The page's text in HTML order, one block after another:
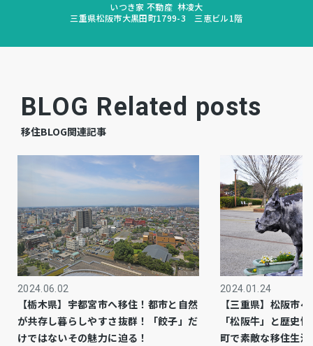
更地
下水道 公共
都市ガス
用途地域 1種住居
設備・条件 側溝
－
取引態様 仲介
いつき家 不動産 林凌大
三重県松阪市大黒田町1799-3 三恵ビル1階
BLOG Related posts
移住BLOG関連記事
2024.06.02
【栃木県】宇都宮市へ移住！都市と自然
が共存し暮らしやすさ抜群！「餃子」だ
けではないその魅力に迫る！
2024.01.24
【三重県】松阪市
「松阪牛」と歴史
町で素敵な移住生